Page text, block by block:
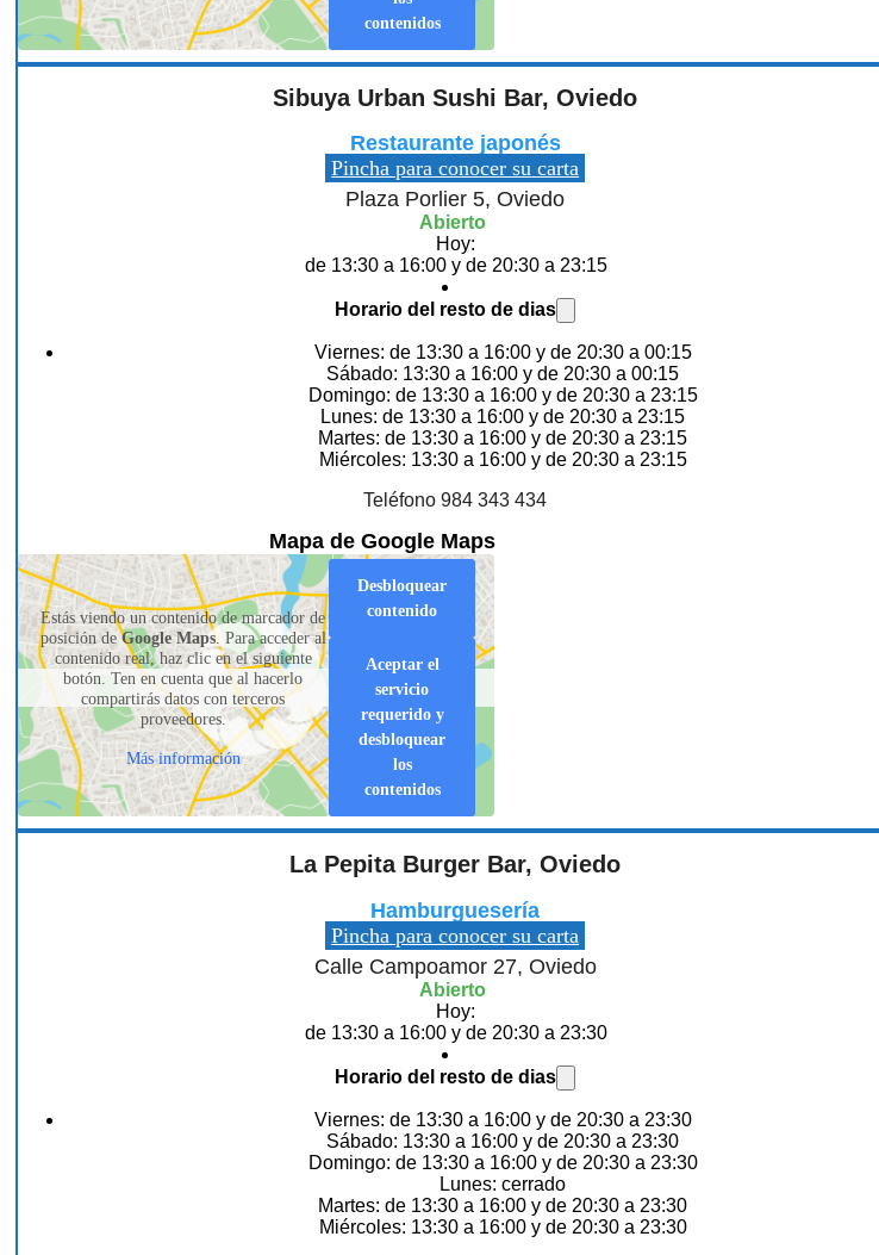
contenidos
Sibuya Urban Sushi Bar, Oviedo
Restaurante japonés
Pincha para conocer su carta
Plaza Porlier 5, Oviedo
Abierto
Hoy:
de 13:30 a 16:00 y de 20:30 a 23:15
Horario del resto de dias
Viernes: de 13:30 a 16:00 y de 20:30 a 00:15
Sábado: 13:30 a 16:00 y de 20:30 a 00:15
Domingo: de 13:30 a 16:00 y de 20:30 a 23:15
Lunes: de 13:30 a 16:00 y de 20:30 a 23:15
Martes: de 13:30 a 16:00 y de 20:30 a 23:15
Miércoles: 13:30 a 16:00 y de 20:30 a 23:15
Teléfono 984 343 434
Mapa de Google Maps
Estás viendo un contenido de marcador de
posición deGoogle Maps. Para acceder al
contenido real, haz clic en el siguiente
botón. Ten en cuenta que al hacerlo
compartirás datos con terceros
proveedores.
Más información
Desbloquear
contenido
Aceptar el
servicio
requerido y
desbloquear
los
contenidos
La Pepita Burger Bar, Oviedo
Hamburguesería
Pincha para conocer su carta
Calle Campoamor 27, Oviedo
Abierto
Hoy:
de 13:30 a 16:00 y de 20:30 a 23:30
Horario del resto de dias
Viernes: de 13:30 a 16:00 y de 20:30 a 23:30
Sábado: 13:30 a 16:00 y de 20:30 a 23:30
Domingo: de 13:30 a 16:00 y de 20:30 a 23:30
Lunes: cerrado
Martes: de 13:30 a 16:00 y de 20:30 a 23:30
Miércoles: 13:30 a 16:00 y de 20:30 a 23:30